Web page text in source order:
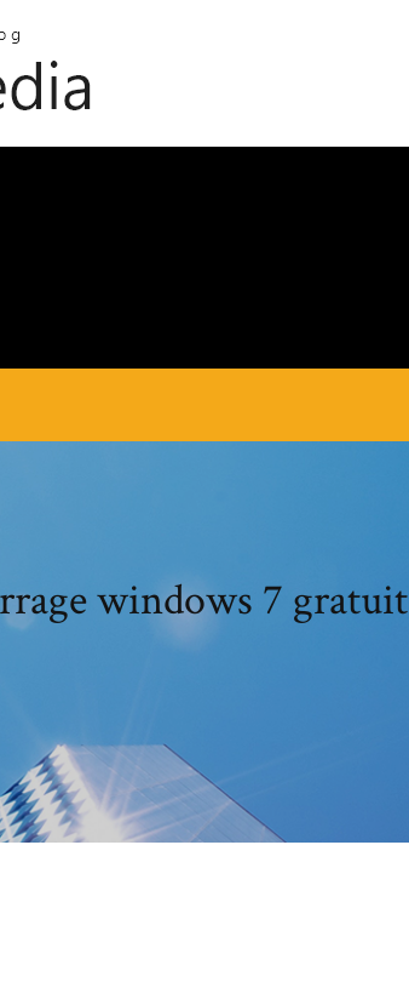
windows 7 gratuit